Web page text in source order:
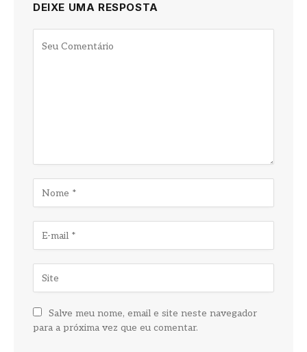
DEIXE UMA RESPOSTA
Salve meu nome, email e site neste navegador
para a próxima vez que eu comentar.